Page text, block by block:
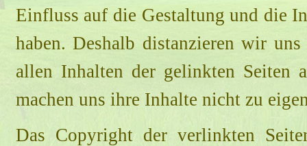
Einfluss auf die Gestaltung und die
haben. Deshalb distanzieren wir
allen Inhalten der gelinkten Seiten
machen uns ihre Inhalte nicht zu
Das Copyright der verlinkten